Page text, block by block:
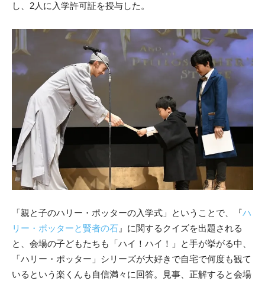
し、2人に入学許可証を授与した。
「親と子のハリー・ポッターの入学式」ということで、『ハ
リー・ポッターと賢者の石 』に関するクイズを出題される
と、会場の子どもたちも「ハイ！ハイ！」と手が挙がる中、
「ハリー・ポッター」シリーズが大好きで自宅で何度も観て
いるという楽くんも自信満々に回答。見事、正解すると会場